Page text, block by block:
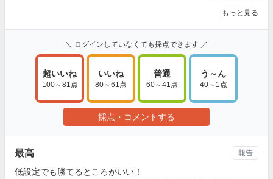
もっと見る
＼ ログインしていなくても採点できます ／
超いいね
100～81点
いいね
80～61点
普通
60～41点
う～ん
40～1点
採点・コメントする
最高
低設定でも勝てるところがいい！
報告